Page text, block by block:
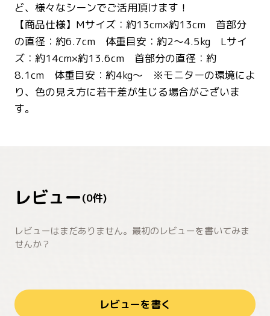
ど、様々なシーンでご活用頂けます！
【商品仕様】Mサイズ：約13cm×約13cm 首部分
の直径：約6.7cm 体重目安：約2〜4.5kg Lサイ
ズ：約14cm×約13.6cm 首部分の直径：約
8.1cm 体重目安：約4kg〜 ※モニターの環境によ
り、色の見え方に若干差が生じる場合がございま
す。
レビュー(0件)
レビューはまだありません。最初のレビューを書いてみま
せんか？
レビューを書く